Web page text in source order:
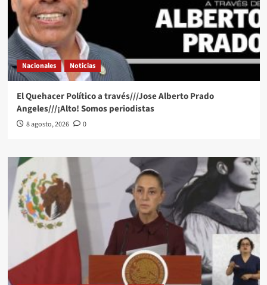
Nacionales Noticias
El Quehacer Político a través///Jose Alberto Prado
Angeles///¡Alto! Somos periodistas
8 agosto, 2026 0